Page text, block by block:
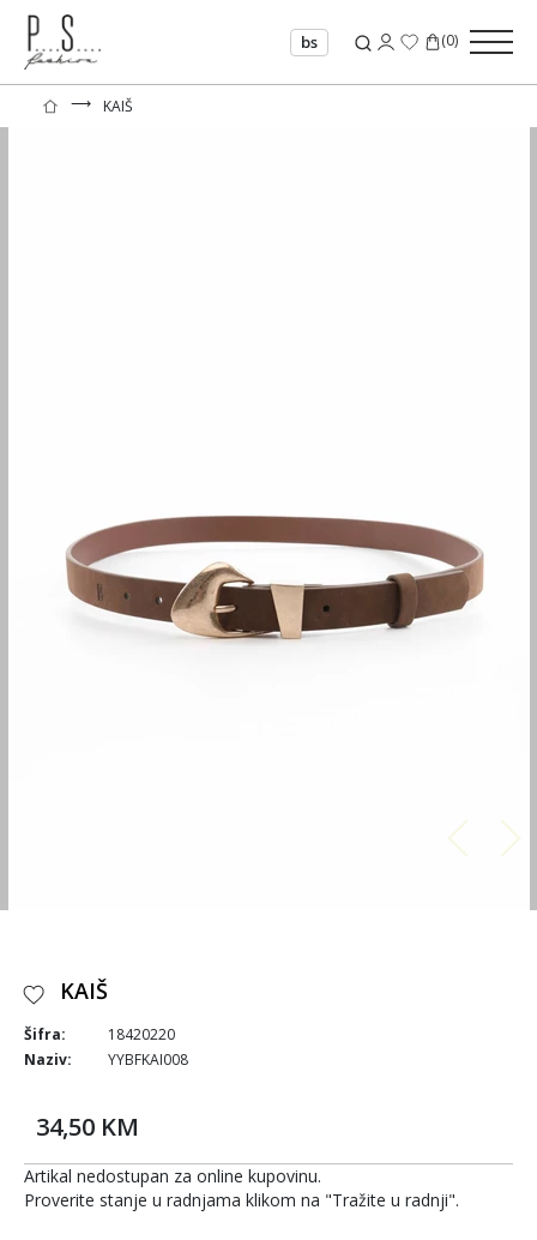
bs (0)
⟶ KAIŠ
KAIŠ
Šifra:
18420220
Naziv:
YYBFKAI008
34,50 KM
Artikal nedostupan za online kupovinu.
Proverite stanje u radnjama klikom na "Tražite u radnji".